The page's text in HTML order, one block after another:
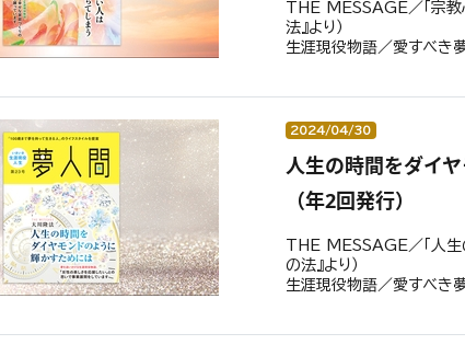
THE MESSAGE／「宗教
法』より）
生涯現役物語／愛すべき
2024/04/30
人生の時間をダイ
（年2回発行）
THE MESSAGE／「人生
の法』より）
生涯現役物語／愛すべき